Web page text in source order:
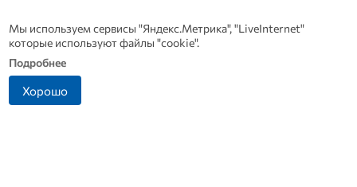
команды, две из которых орловские
Open» прошли в
Новости СМИ 2
Мы используем сервисы "Яндекс.Метрика", "LiveInternet"
которые используют файлы "cookie".
Подробнее
Хорошо